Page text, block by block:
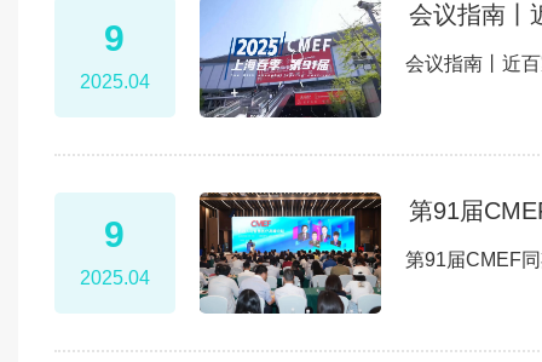
9
2025.04
会议指南丨
会议指南丨近
9
2025.04
第91届
第91届CMEF